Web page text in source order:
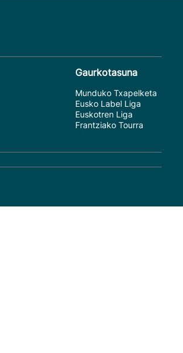
Gaurkotasuna
Munduko Txapelketa
Eusko Label Liga
Euskotren Liga
Frantziako Tourra